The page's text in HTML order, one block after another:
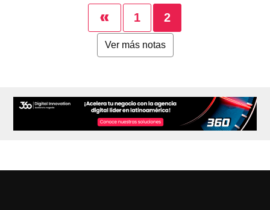
« 1 2
Ver más notas